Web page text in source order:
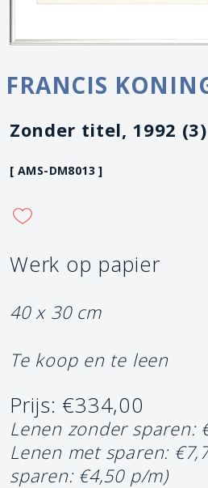
FRANCIS
Zonder titel, 1992 (3)
[ AMS-DM8013 ]
Werk op papier
40 x 30 cm
Te koop en te leen
Prijs: €334,00
Lenen zonder sparen:
Lenen met sparen:
sparen: €4,50 p/m)